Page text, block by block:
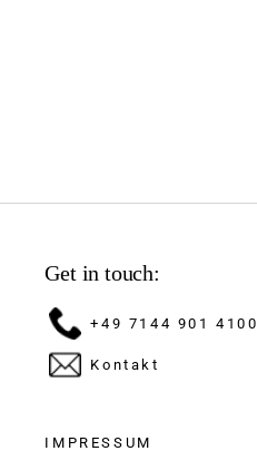
Get in touch:
+49 7144 901 4100
Kontakt
IMPRESSUM